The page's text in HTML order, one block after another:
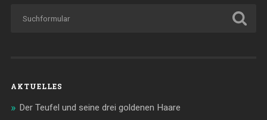
AKTUELLES
Der Teufel und seine drei goldenen Haare